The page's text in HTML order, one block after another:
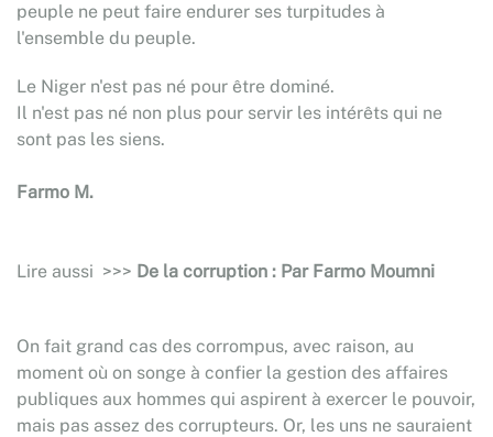
peuple ne peut faire endurer ses turpitudes à
l'ensemble du peuple.
Le Niger n'est pas né pour être dominé.
Il n'est pas né non plus pour servir les intérêts qui ne
sont pas les siens.
Farmo M.
Lire aussi >>> De la corruption : Par Farmo Moumni
On fait grand cas des corrompus, avec raison, au
moment où on songe à confier la gestion des affaires
publiques aux hommes qui aspirent à exercer le pouvoir,
mais pas assez des corrupteurs. Or, les uns ne sauraient